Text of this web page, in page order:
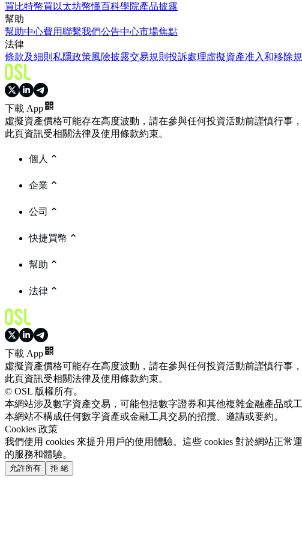
買比特幣買以太坊幣懂百科學院產品披露
幫助
幫助中心費用聯繫我們公告中心市場焦點
法律
條款及細則 私隱政策風險披露交易規則 投訴處理虛擬資產准入和移除
下載 App
虛擬資產價格可能存在高度波動，請在參與任何投資活動前謹慎行事
此頁資訊受相關法律及使用條款約束。
個人
企業
公司
快捷買幣
幫助
法律
下載 App
虛擬資產價格可能存在高度波動，請在參與任何投資活動前謹慎行事
此頁資訊受相關法律及使用條款約束。
© OSL 版權所有。
本網站涉及數字資產交易，可能包括數字證券和其他複雜金融產品或
本網站不構成任何數字資產或金融工具交易的招攬、邀請或要約。
Cookies 政策
我們使用 cookies 來提升用戶的使用體驗。這些 cookies 對於網站正
的服務和體驗。
允許所有 拒 絕